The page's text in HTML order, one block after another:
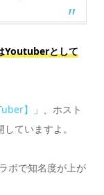
Youtuberとして
】
」、ホスト
ていますよ。
ボで知名度が上が